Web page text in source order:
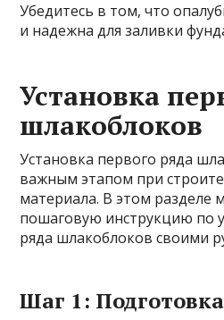
Убедитесь в том, что
и надежна для заливки
Установка
шлакоблоков
Установка первого ряда
важным этапом при
материала. В этом разделе
пошаговую инструкцию по
ряда шлакоблоков своими
Шаг 1: